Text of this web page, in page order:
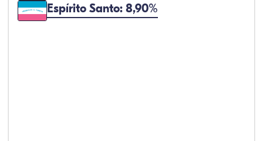
Espírito Santo: 8,90%